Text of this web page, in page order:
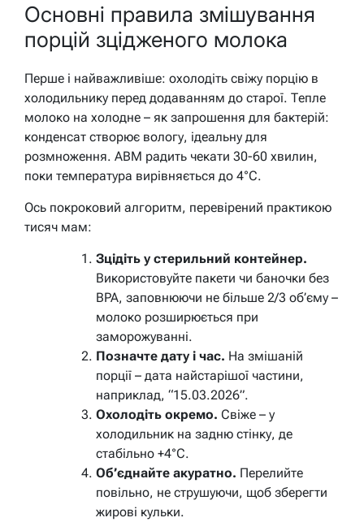
Основні правила змішування
порцій зцідженого молока
Перше і найважливіше: охолодіть свіжу порцію в
холодильнику перед додаванням до старої. Тепле
молоко на холодне – як запрошення для бактерій:
конденсат створює вологу, ідеальну для
розмноження. ABM радить чекати 30-60 хвилин,
поки температура вирівняється до 4°C.
Ось покроковий алгоритм, перевірений практикою
тисяч мам:
Зцідіть у стерильний контейнер.
Використовуйте пакети чи баночки без
BPA, заповнюючи не більше 2/3 об’єму –
молоко розширюється при
заморожуванні.
Позначте дату і час. На змішаній
порції – дата найстарішої частини,
наприклад, “15.03.2026”.
Охолодіть окремо. Свіже – у
холодильник на задню стінку, де
стабільно +4°C.
Об’єднайте акуратно. Перелийте
повільно, не струшуючи, щоб зберегти
жирові кульки.